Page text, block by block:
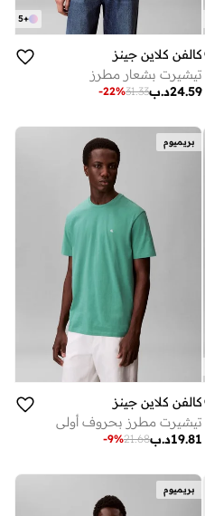
+
5
كالفن كلاين جينز
تيشيرت بشعار مطرز
د.ب24.59
31.33
-22%
بريميوم
كالفن كلاين جينز
تيشيرت مطرز بحروف أولى
د.ب19.81
21.68
-9%
بريميوم